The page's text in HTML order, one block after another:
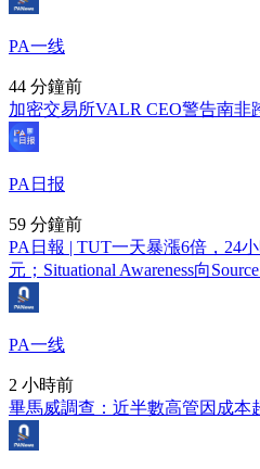
PA一线
44 分鐘前
加密交易所VALR CEO警告南非
PA日报
59 分鐘前
PA日報 | TUT一天暴漲6倍，24
元；Situational Awareness向
PA一线
2 小時前
畢馬威調查：近半數高管因成本